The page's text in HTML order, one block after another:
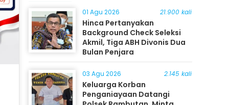
01 Agu 2026 21.900 kali
Hinca Pertanyakan
Background Check Seleksi
Akmil, Tiga ABH Divonis Dua
Bulan Penjara
03 Agu 2026 2.145 kali
Keluarga Korban
Penganiayaan Datangi